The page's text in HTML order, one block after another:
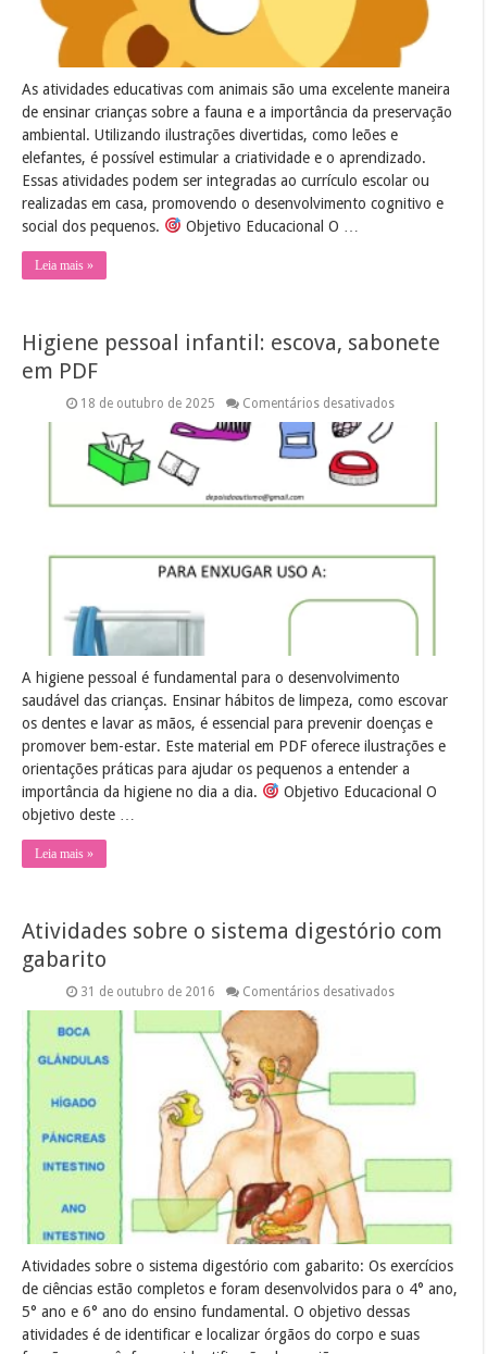
As atividades educativas com animais são uma excelente maneira
de ensinar crianças sobre a fauna e a importância da preservação
ambiental. Utilizando ilustrações divertidas, como leões e
elefantes, é possível estimular a criatividade e o aprendizado.
Essas atividades podem ser integradas ao currículo escolar ou
realizadas em casa, promovendo o desenvolvimento cognitivo e
social dos pequenos.
Objetivo Educacional O …
Leia mais »
Higiene pessoal infantil: escova, sabonete
em PDF
18 de outubro de 2025 Comentários desativadosem
PDF
A higiene pessoal é fundamental para o desenvolvimento
saudável das crianças. Ensinar hábitos de limpeza, como escovar
os dentes e lavar as mãos, é essencial para prevenir doenças e
promover bem-estar. Este material em PDF oferece ilustrações e
orientações práticas para ajudar os pequenos a entender a
importância da higiene no dia a dia.
Objetivo Educacional O
objetivo deste …
Leia mais »
Atividades sobre o sistema digestório com
gabarito
31 de outubro de 2016 Comentários desativadosem
digestório
Atividades sobre o sistema digestório com gabarito: Os exercícios
de ciências estão completos e foram desenvolvidos para o 4° ano,
5° ano e 6° ano do ensino fundamental. O objetivo dessas
atividades é de identificar e localizar órgãos do corpo e suas